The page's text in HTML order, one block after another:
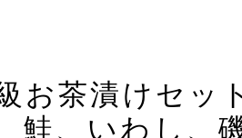
お茶漬けセ
鮭、いわし、